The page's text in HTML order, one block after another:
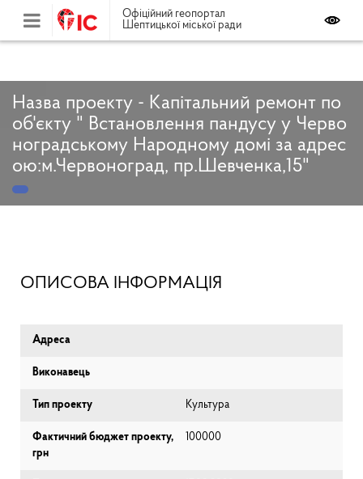
Офіційний геопортал
Шептицької міської ради
Назва проекту - Капітальний ремонт по
об'єкту " Встановлення пандусу у Черво
ноградському Народному домі за адрес
ою:м.Червоноград, пр.Шевченка,15"
ОПИСОВА ІНФОРМАЦІЯ
Адреса
Виконавець
Тип проекту Культура
Фактичний бюджет проекту,
грн
100000